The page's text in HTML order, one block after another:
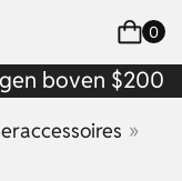
0
boven $200
»